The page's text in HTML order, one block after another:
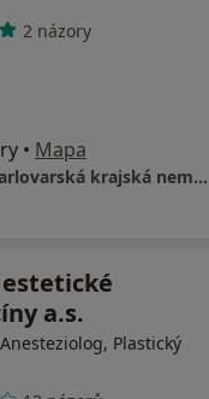
2 názory
• Mapa
Nemocnice Karlovy Vary (Karlovarská krajská nemocnice a.s.)
a.s.
Plastický